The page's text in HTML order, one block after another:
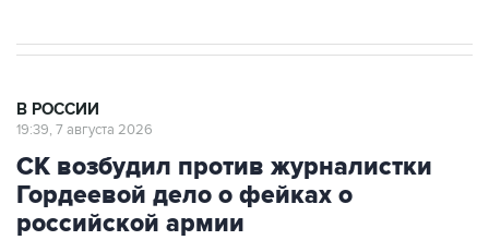
В РОССИИ
19:39, 7 августа 2026
СК возбудил против журналистки
Гордеевой дело о фейках о
российской армии